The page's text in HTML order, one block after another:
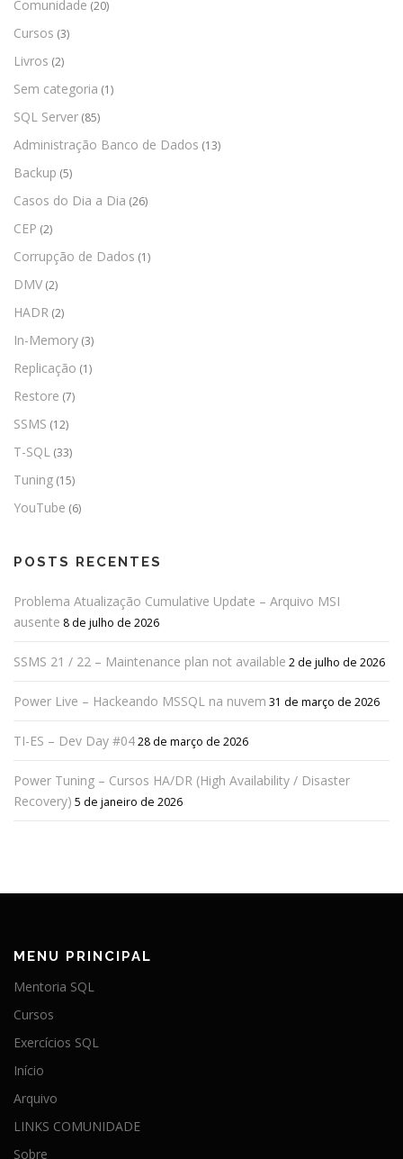
Comunidade (20)
Cursos (3)
Livros (2)
Sem categoria (1)
SQL Server (85)
Administração Banco de Dados (13)
Backup (5)
Casos do Dia a Dia (26)
CEP (2)
Corrupção de Dados (1)
DMV (2)
HADR (2)
In-Memory (3)
Replicação (1)
Restore (7)
SSMS (12)
T-SQL (33)
Tuning (15)
YouTube (6)
POSTS RECENTES
Problema Atualização Cumulative Update – Arquivo MSI
ausente 8 de julho de 2026
SSMS 21 / 22 – Maintenance plan not available 2 de julho de 2026
Power Live – Hackeando MSSQL na nuvem 31 de março de 2026
TI-ES – Dev Day #0428 de março de 2026
Power Tuning – Cursos HA/DR (High Availability / Disaster
Recovery) 5 de janeiro de 2026
MENU PRINCIPAL
Mentoria SQL
Cursos
Exercícios SQL
Início
Arquivo
LINKS COMUNIDADE
Sobre